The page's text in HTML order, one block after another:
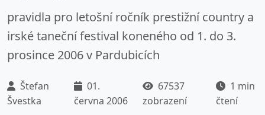
pravidla pro letošní ročník prestižní country a
irské taneční festival koneného od 1. do 3.
prosince 2006 v Pardubicích
Štefan
Švestka
01.
června 2006
67537
zobrazení
1 min
čtení